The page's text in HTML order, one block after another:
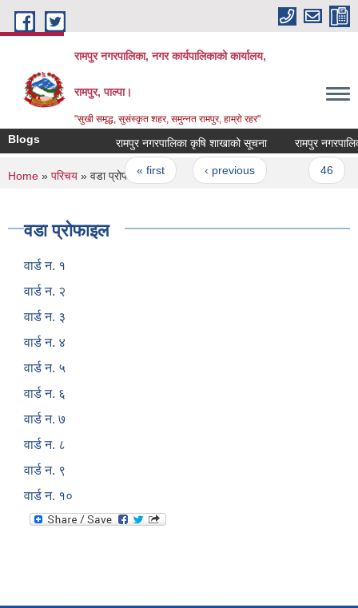
Skip to main content
रामपुर नगरपालिका, नगर कार्यपालिकाको कार्यालय,
रामपुर, पाल्पा।
"सुखी समृद्ध, सुसंस्कृत शहर, समुन्नत रामपुर, हाम्रो रहर"
Blogs रामपुर नगरपालिका कृषि शाखाको सूचना रामपुर
Pages
« first ‹ previous
You are here
Home » परिचय » वडा प्रोफाइल
वडा प्रोफाइल
वार्ड न. १
वार्ड न. २
वार्ड न. ३
वार्ड न. ४
वार्ड न. ५
वार्ड न. ६
वार्ड न. ७
वार्ड न. ८
वार्ड न. ९
वार्ड न. १०